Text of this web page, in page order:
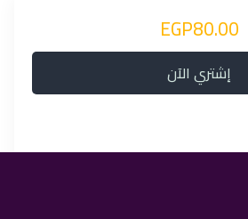
EGP80.00
إشتري الآن